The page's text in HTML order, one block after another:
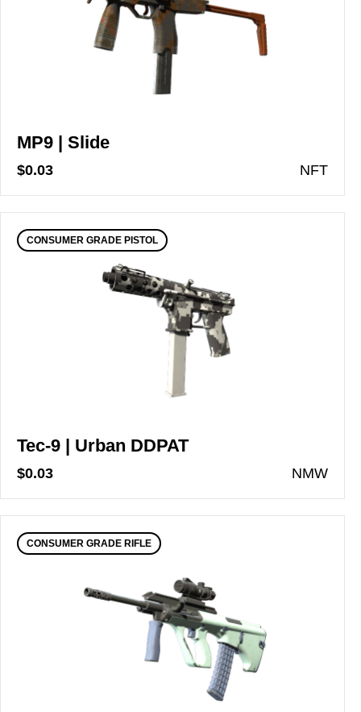
MP9 | Slide
$0.03 NFT
CONSUMER GRADE PISTOL
Tec-9 | Urban DDPAT
$0.03 NMW
CONSUMER GRADE RIFLE